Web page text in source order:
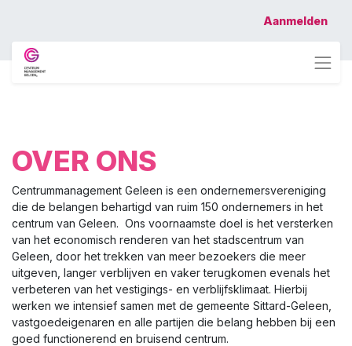
Aanmelden
OVER ONS
Centrummanagement Geleen is een ondernemersvereniging
die de belangen behartigd van ruim 150 ondernemers in het
centrum van Geleen. Ons voornaamste doel is het versterken
van het economisch renderen van het stadscentrum van
Geleen, door het trekken van meer bezoekers die meer
uitgeven, langer verblijven en vaker terugkomen evenals het
verbeteren van het vestigings- en verblijfsklimaat. Hierbij
werken we intensief samen met de gemeente Sittard-Geleen,
vastgoedeigenaren en alle partijen die belang hebben bij een
goed functionerend en bruisend centrum.